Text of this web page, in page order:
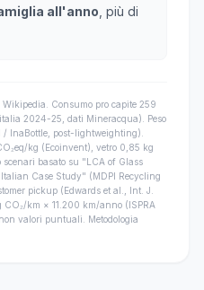
all'anno , più di
Wikipedia. Consumo pro capite 259
2024-25, dati Mineracqua). Peso
/ InaBottle, post-lightweighting).
kg (Ecoinvent), vetro 0,85 kg
basato su "LCA of Glass
Case Study" (MDPI Recycling
pickup (Edwards et al., Int. J.
CO₂/km × 11.200 km/anno (ISPRA
valori puntuali. Metodologia